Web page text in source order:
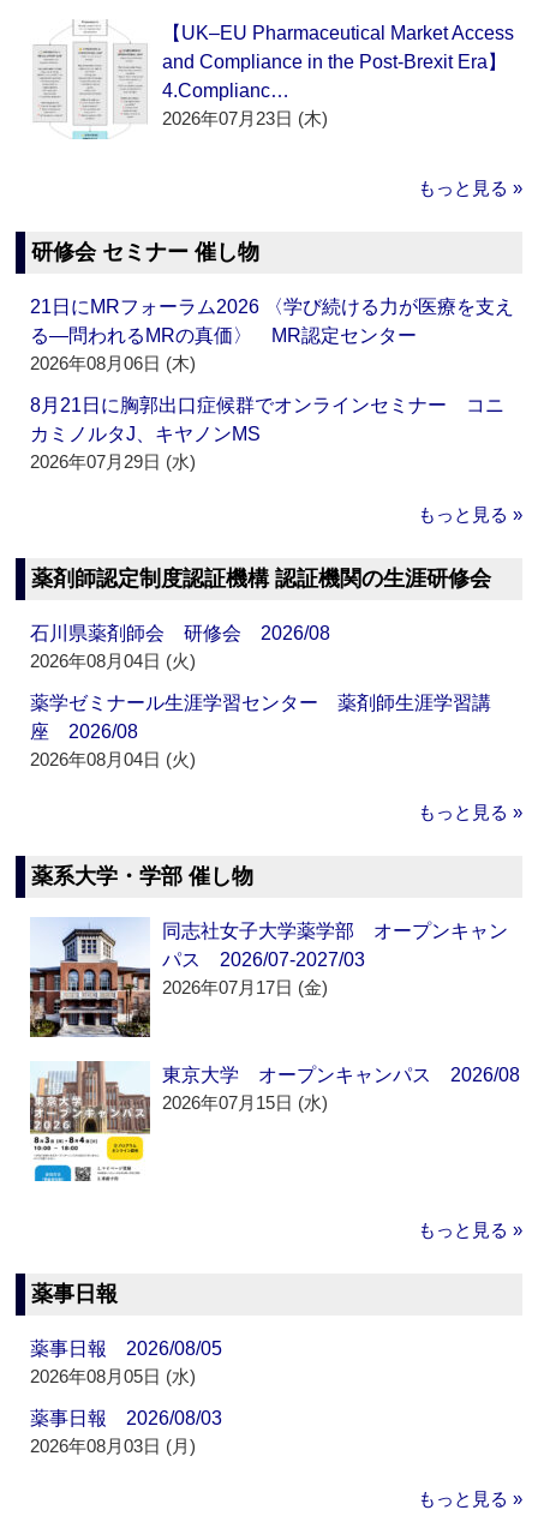
【UK–EU Pharmaceutical Market Access
and Compliance in the Post-Brexit Era】
4.Complianc…
2026年07月23日 (木)
もっと見る »
研修会 セミナー 催し物
21日にMRフォーラム2026 〈学び続ける力が医療を支え
る―問われるMRの真価〉 MR認定センター
2026年08月06日 (木)
8月21日に胸郭出口症候群でオンラインセミナー コニ
カミノルタJ、キヤノンMS
2026年07月29日 (水)
もっと見る »
薬剤師認定制度認証機構 認証機関の生涯研修会
石川県薬剤師会 研修会 2026/08
2026年08月04日 (火)
薬学ゼミナール生涯学習センター 薬剤師生涯学習講
座 2026/08
2026年08月04日 (火)
もっと見る »
薬系大学・学部 催し物
同志社女子大学薬学部 オープンキャン
パス 2026/07-2027/03
2026年07月17日 (金)
東京大学 オープンキャンパス 2026/08
2026年07月15日 (水)
もっと見る »
薬事日報
薬事日報 2026/08/05
2026年08月05日 (水)
薬事日報 2026/08/03
2026年08月03日 (月)
もっと見る »